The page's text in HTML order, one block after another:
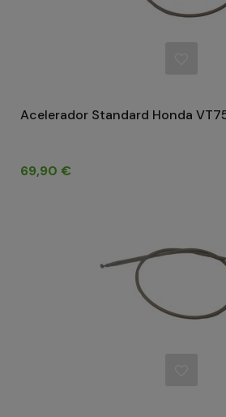
Acelerador Standard Honda
Precio
69,90 €